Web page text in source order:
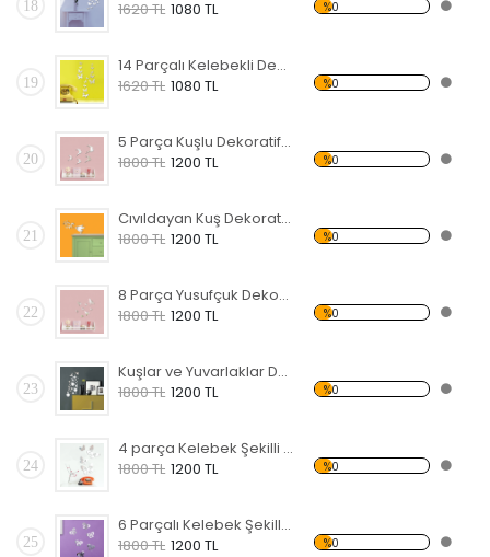
18 1620 TL 1080 TL %0
19
14 Parçalı Kelebekli Dekoratif Kırılmaz Ayna
1620 TL 1080 TL %0
20
5 Parça Kuşlu Dekoratif Kırılmaz Ayna
1800 TL 1200 TL %0
21
Cıvıldayan Kuş Dekoratif Kırılmaz Ayna
1800 TL 1200 TL %0
22
8 Parça Yusufçuk Dekoratif Kırılmaz Ayna
1800 TL 1200 TL %0
23
Kuşlar ve Yuvarlaklar Dekoratif Kırılmaz Ayna
1800 TL 1200 TL %0
24
4 parça Kelebek Şekilli Dekoratif Kırılmaz Ayna
1800 TL 1200 TL %0
25
6 Parçalı Kelebek Şekilli Dekoratif Kırılmaz Ayna
1800 TL 1200 TL %0